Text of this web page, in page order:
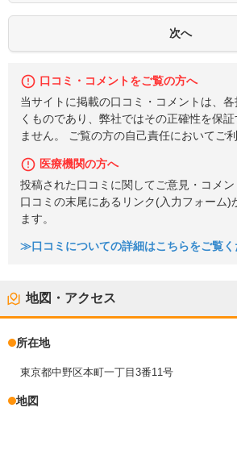
口コミ・コメントをご覧の方へ
当サイトに掲載の口コミ・コメントは、
くものであり、弊社ではその正確性を保
ません。 ご覧の方の自己責任においてご利
医療機関の方へ
投稿された口コミに関してご意見・コメ
口コミの末尾にあるリンク(入力フォーム)
ます。
≫口コミについての詳細はこちらをご覧く
地図・アクセス
所在地
東京都中野区本町一丁目3番11号
地図